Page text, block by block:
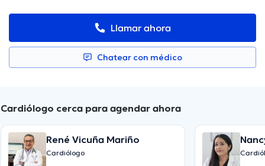
Llamar ahora
Chatear con médico
Cardiólogo cerca para agendar ahora
René Vicuña Mariño
Cardiólogo